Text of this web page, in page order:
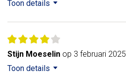
Toon details
Stijn Moeselin op 3 februari 2025
Toon details